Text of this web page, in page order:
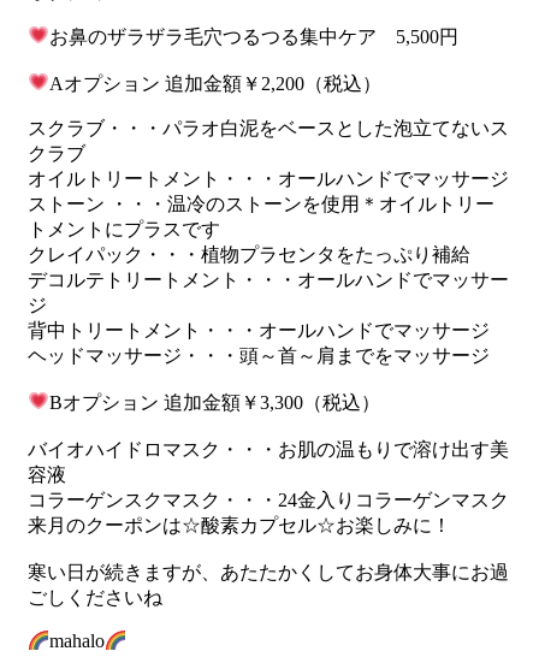
お鼻のザラザラ毛穴つるつる集中ケア 5,500円
Aオプション 追加金額￥2,200（税込）
スクラブ・・・パラオ白泥をベースとした泡立てないス
クラブ
オイルトリートメント・・・オールハンドでマッサージ
ストーン ・・・温冷のストーンを使用＊オイルトリー
トメントにプラスです
クレイパック・・・植物プラセンタをたっぷり補給
デコルテトリートメント・・・オールハンドでマッサー
ジ
背中トリートメント・・・オールハンドでマッサージ
ヘッドマッサージ・・・頭～首～肩までをマッサージ
Bオプション 追加金額￥3,300（税込）
バイオハイドロマスク・・・お肌の温もりで溶け出す美
容液
コラーゲンスクマスク・・・24金入りコラーゲンマスク
来月のクーポンは☆酸素カプセル☆お楽しみに！
寒い日が続きますが、あたたかくしてお身体大事にお過
ごしくださいね
mahalo